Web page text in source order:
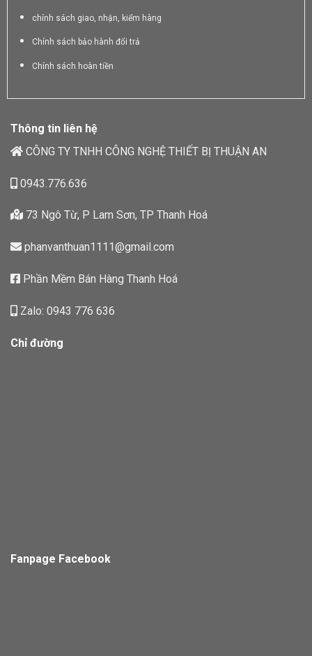
chính sách giao, nhận, kiểm hàng
Chính sách bảo hành đổi trả
Chính sách hoàn tiền
Thông tin liên hệ
CÔNG TY TNHH CÔNG NGHỆ THIẾT BỊ THUẬN AN
0943.776.636
73 Ngô Từ, P Lam Sơn, TP Thanh Hoá
phanvanthuan1111@gmail.com
Phần Mềm Bán Hàng Thanh Hoá
Zalo: 0943 776 636
Chỉ đường
Fanpage Facebook